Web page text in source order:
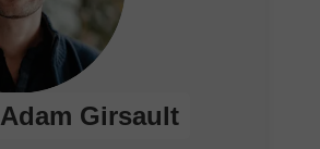
Adam Girsault